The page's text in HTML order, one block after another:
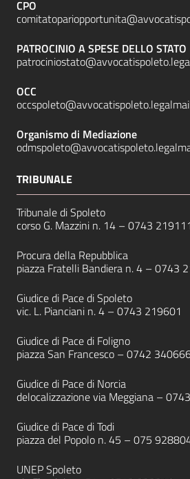
CPO
PATROCINIO A SPESE DELLO STATO
OCC
Organismo di Mediazione
TRIBUNALE
Tribunale di Spoleto
corso G. Mazzini n. 14 – 0743 219111
Procura della Repubblica
piazza Fratelli Bandiera n. 4 – 0743
Giudice di Pace di Spoleto
vic. L. Pianciani n. 4 – 0743 219601
Giudice di Pace di Foligno
piazza San Francesco – 0742
Giudice di Pace di Norcia
delocalizzazione via Meggiana –
Giudice di Pace di Todi
piazza del Popolo n. 45 – 075
UNEP Spoleto